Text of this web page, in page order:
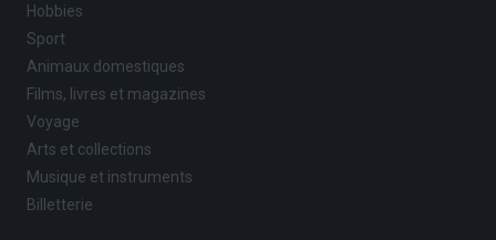
Hobbies
Sport
Animaux domestiques
Films, livres et magazines
Voyage
Arts et collections
Musique et instruments
Billetterie